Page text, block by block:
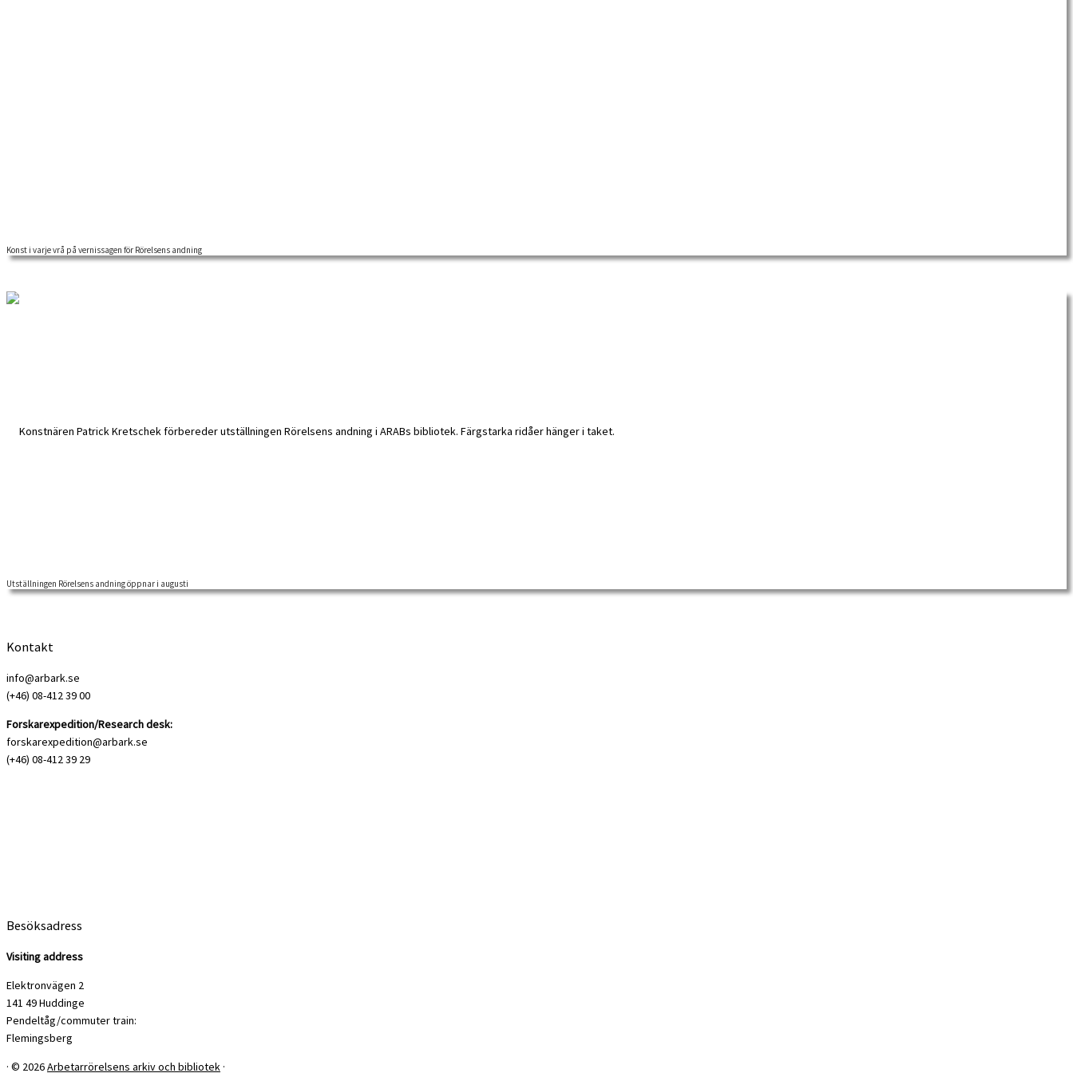
Konst i arkivmiljö och spännande möten stod på programmet när ett femtiotal konstintresserade besökte invigningen […]
Konst i varje vrå på vernissagen för Rörelsens andning
Allt står nu redo för utställningen Rörelsens andning, som öppnar på Arbetarrörelsens arkiv och bibliotek […]
Utställningen Rörelsens andning öppnar i augusti
Kontakt
info@arbark.se
(+46) 08-412 39 00
Forskarexpedition/Research desk:
forskarexpedition@arbark.se
(+46) 08-412 39 29
Besöksadress
Visiting address
Elektronvägen 2
141 49 Huddinge
Pendeltåg/commuter train:
Flemingsberg
· © 2026Arbetarrörelsens arkiv och bibliotek ·